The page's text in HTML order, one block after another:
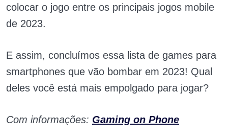
colocar o jogo entre os principais jogos mobile
de 2023.
E assim, concluímos essa lista de games para
smartphones que vão bombar em 2023! Qual
deles você está mais empolgado para jogar?
Com informações: Gaming on Phone